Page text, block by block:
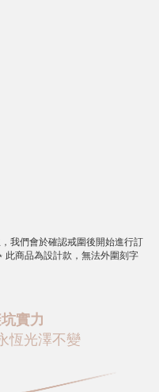
我們會於確認戒圍後開始進行訂
此商品為設計款，無法外圍刻字
實力
恆光澤不變